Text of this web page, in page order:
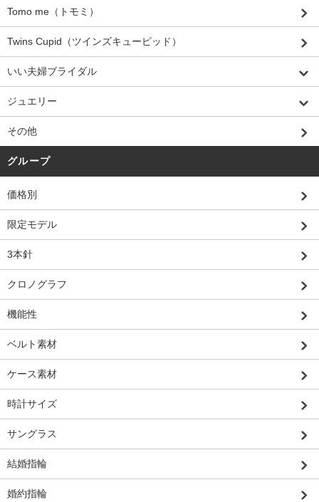
Tomo me（トモミ）
Twins Cupid（ツインズキューピッド）
いい夫婦ブライダル
ジュエリー
その他
グループ
価格別
限定モデル
3本針
クロノグラフ
機能性
ベルト素材
ケース素材
時計サイズ
サングラス
結婚指輪
婚約指輪